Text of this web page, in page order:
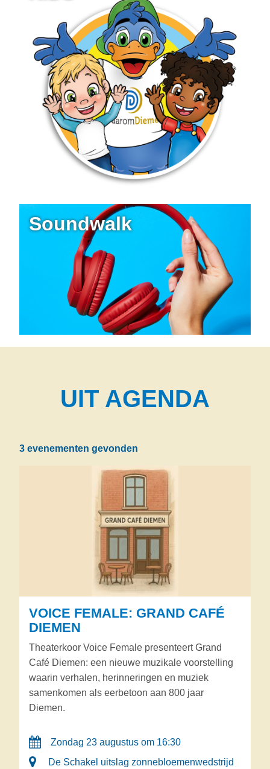
Soundwalk
UIT AGENDA
3 evenementen gevonden
VOICE FEMALE: GRAND CAFÉ
DIEMEN
Theaterkoor Voice Female presenteert Grand
Café Diemen: een nieuwe muzikale voorstelling
waarin verhalen, herinneringen en muziek
samenkomen als eerbetoon aan 800 jaar
Diemen.
Zondag 23 augustus om 16:30
De Schakel uitslag zonnebloemenwedstrijd